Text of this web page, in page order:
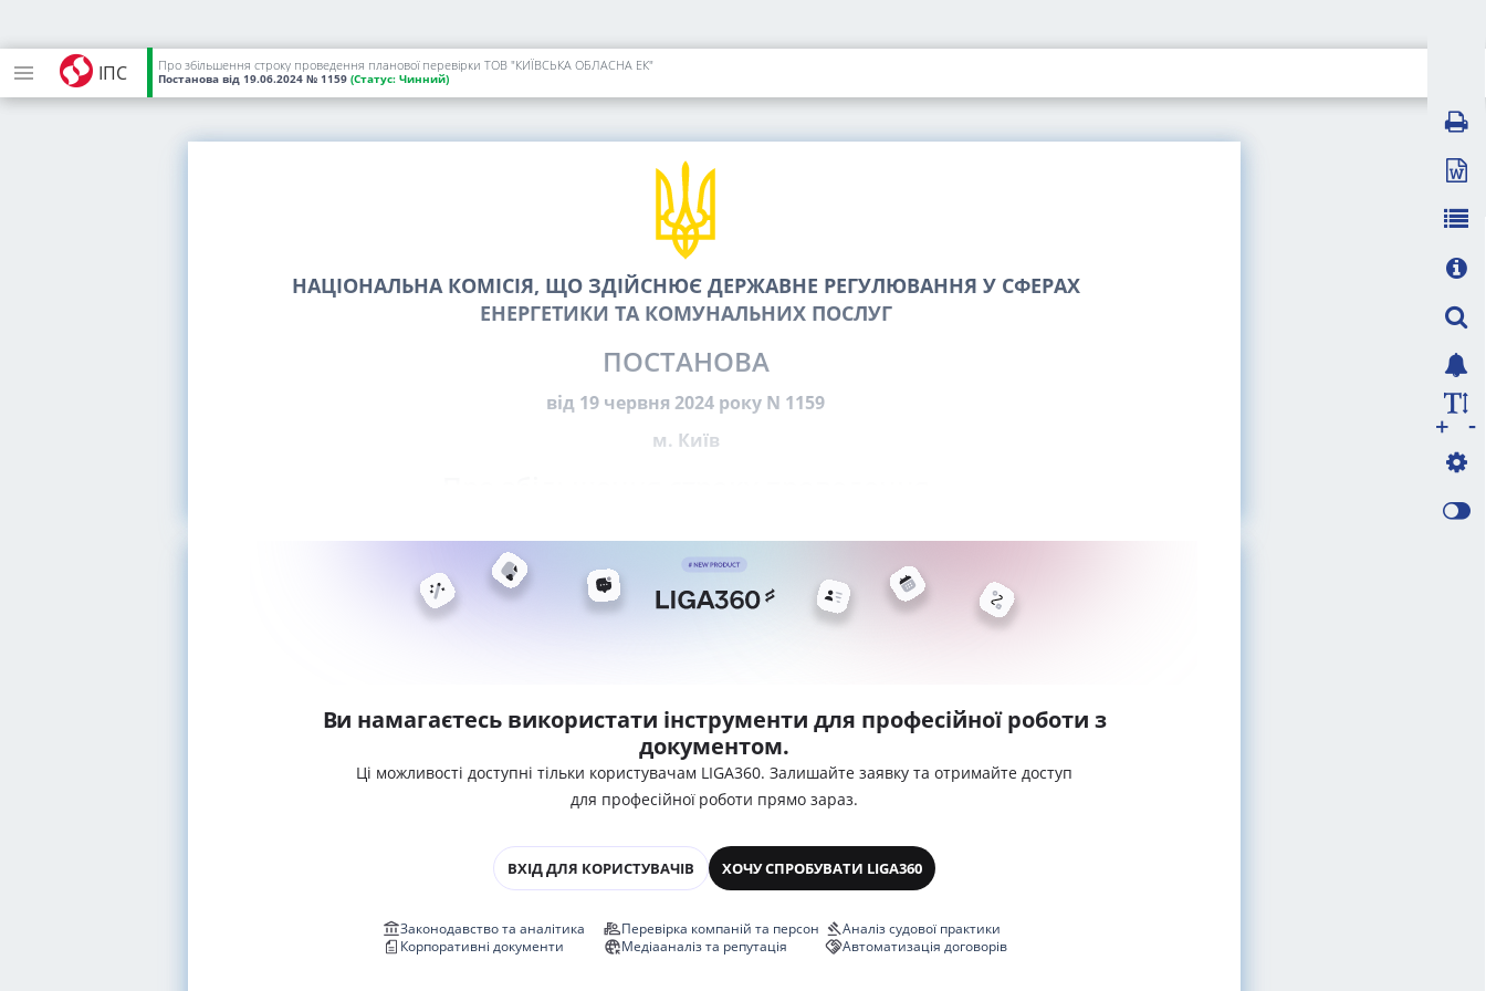
ІПС Про збільшення строку проведення планової перевірки ТОВ "КИЇВСЬКА ОБЛАСНА ЕК"
Постанова від 19.06.2024 № 1159 (Статус: Чинний)
НАЦІОНАЛЬНА КОМІСІЯ, ЩО ЗДІЙСНЮЄ ДЕРЖАВНЕ РЕГУЛЮВАННЯ У СФЕРАХ
ЕНЕРГЕТИКИ ТА КОМУНАЛЬНИХ ПОСЛУГ
ПОСТАНОВА
від 19 червня 2024 року N 1159
м. Київ
Ви намагаєтесь використати інструменти для професійної роботи з
документом.
Ці можливості доступні тільки користувачам LIGA360. Залишайте заявку та отримайте доступ
для професійної роботи прямо зараз.
ВХІД ДЛЯ КОРИСТУВАЧІВ ХОЧУ СПРОБУВАТИ LIGA360
Законодавство та аналітика
Корпоративні документи
Перевірка компаній та персон
Медіааналіз та репутація
Аналіз судової практики
Автоматизація договорів
-
+